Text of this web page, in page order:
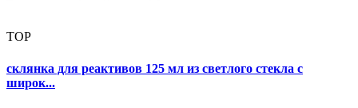
TOP
склянка для реактивов 125 мл из светлого стекла с
широк...